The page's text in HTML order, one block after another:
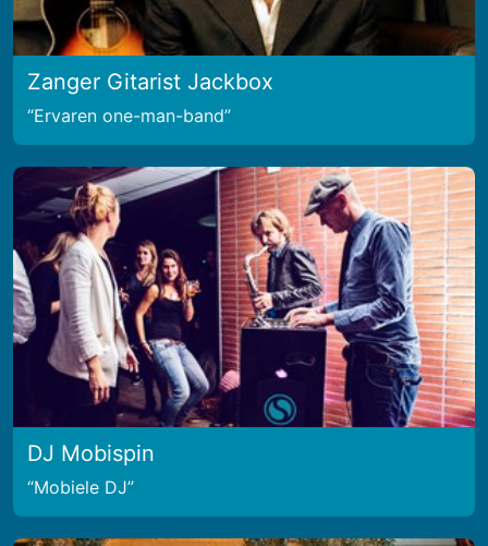
Zanger Gitarist Jackbox
Ervaren one-man-band
DJ Mobispin
Mobiele DJ